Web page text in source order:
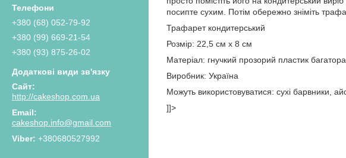
+380 (68) 052-79-92
+380 (99) 669-21-54
+380 (93) 875-26-02
http://cakeshop.com.ua
cakeshop.info@gmail.com
+380680527992
посипте сухим. Потім обережно зніміть
Трафарет кондитерський
Розмір: 22,5 см х 8 см
Матеріал: гнучкий прозорий пластик
Виробник: Україна
Можуть використовуватися: сухі барвники,
]]>